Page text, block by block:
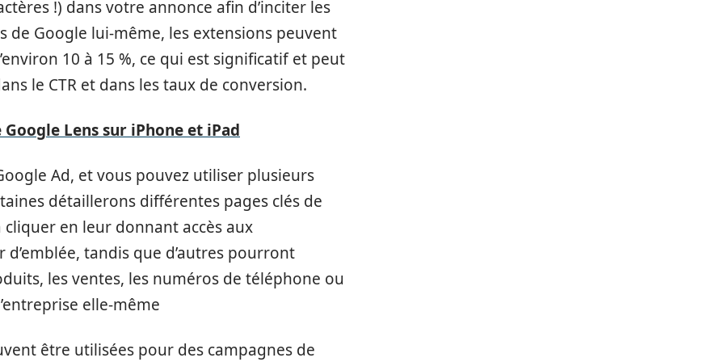
!) dans votre annonce afin d’inciter les
de Google lui-même, les extensions peuvent
10 à 15 %, ce qui est significatif et peut
le CTR et dans les taux de conversion.
Lens sur iPhone et iPad
Ad, et vous pouvez utiliser plusieurs
détaillerons différentes pages clés de
en leur donnant accès aux
tandis que d’autres pourront
les ventes, les numéros de téléphone ou
elle-même
être utilisées pour des campagnes de